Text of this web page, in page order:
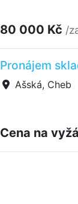
80 000 Kč /
Pronájem
Ašská, Cheb
Cena na